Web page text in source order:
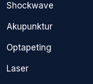
Shockwave
Akupunktur
Optapeting
Laser